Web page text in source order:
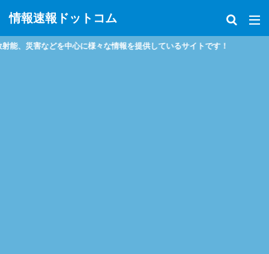
情報速報ドットコム
害などを中心に様々な情報を提供しているサイトです！